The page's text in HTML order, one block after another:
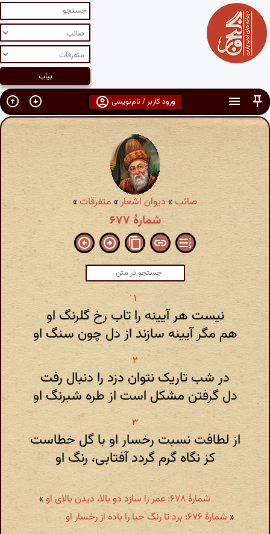
ورود کاربر / نام‌نویسی
صائب » دیوان اشعار»متفرقات»
شمارهٔ ۶۷۷
نیست هر آیینه را تاب رخ گلرنگ او
هم مگر آیینه سازند از دل چون سنگ او
در شب تاریک نتوان دزد را دنبال رفت
دل گرفتن مشکل است از طره شبرنگ او
از لطافت نسبت رخسار او با گل خطاست
کز نگاه گرم گردد آفتابی، رنگ او
شمارهٔ ۶۷۸: عمر را سازد دو بالا، دیدن بالای او
»
«شمارهٔ ۶۷۶: برد تا رنگ حیا را باده از رخسار او